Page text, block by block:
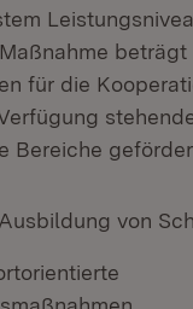
für die
Bereiche
von